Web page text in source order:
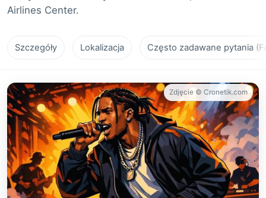
Airlines Center.
Szczegóły Lokalizacja Często zadawane pytania
Zdjęcie © Cronetik.com